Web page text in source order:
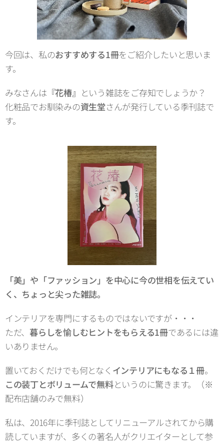
今回は、私のおすすめする1冊をご紹介したいと思いま
す。
みなさんは 『花椿』 という雑誌をご存知でしょうか？
化粧品でお馴染みの資生堂さんが発行している季刊誌で
す。
「美」や「ファッション」を中心に今の世相を伝えてい
く、ちょっと尖った雑誌。
インテリアを専門にするものではないですが・・・
ただ、暮らしを愉しむヒントをもらえる1冊であるには違
いありません。
置いておくだけでも何となく インテリアにもなる１冊。
この装丁とボリュームで無料というのに驚きます。（※
配布店舗のみで無料）
私は、2016年に季刊誌としてリニューアルされてから購
読していますが、多くの著名人がクリエイターとして参